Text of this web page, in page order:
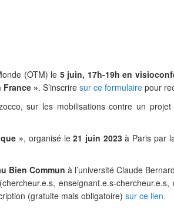
(OTM) le 5 juin, 17h-19h en
». S’inscrire sur ce formulaire pour
sur les mobilisations contre un
», organisé le21 juin 2023à Paris par
Bien Commun à l’université Claude
enseignant.e.s-
(gratuite mais obligatoire) sur ce lien.